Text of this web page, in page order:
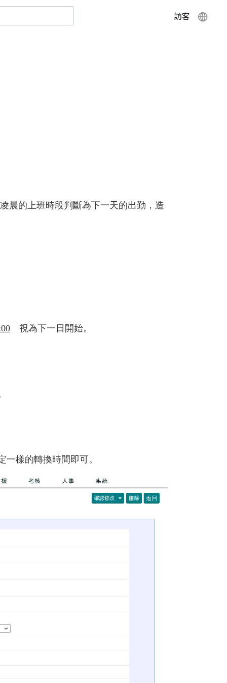
訪客
晨的上班時段判斷為下一天的出勤，造
視為下一日開始。
一樣的轉換時間即可。